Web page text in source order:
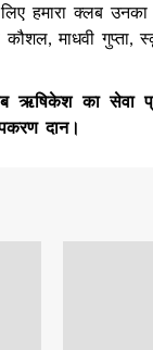
हमारा क्लब
कौशल, माधवी
ऋषिकेश का सेवा
दान।